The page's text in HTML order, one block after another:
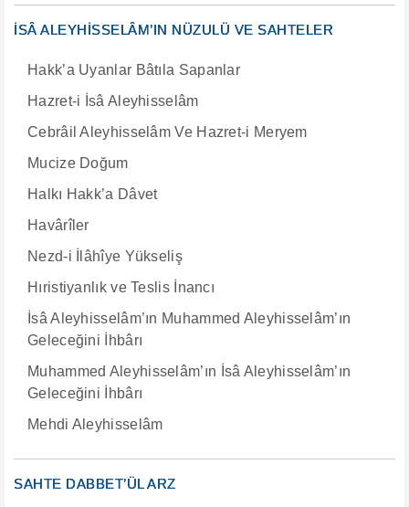
İSÂ ALEYHİSSELÂM’IN NÜZULÜ VE SAHTELER
Hakk’a Uyanlar Bâtıla Sapanlar
Hazret-i İsâ Aleyhisselâm
Cebrâil Aleyhisselâm Ve Hazret-i Meryem
Mucize Doğum
Halkı Hakk’a Dâvet
Havârîler
Nezd-i İlâhîye Yükseliş
Hıristiyanlık ve Teslis İnancı
İsâ Aleyhisselâm’ın Muhammed Aleyhisselâm’ın
Geleceğini İhbârı
Muhammed Aleyhisselâm’ın İsâ Aleyhisselâm’ın
Geleceğini İhbârı
Mehdi Aleyhisselâm
SAHTE DABBET’ÜL ARZ